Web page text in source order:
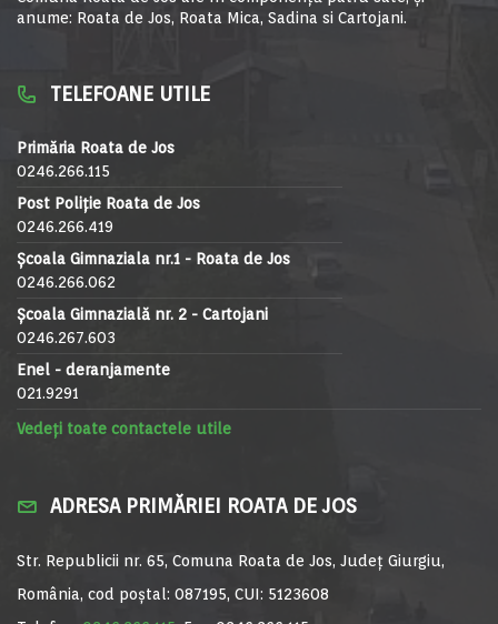
anume: Roata de Jos, Roata Mica, Sadina si Cartojani.
TELEFOANE UTILE
Primăria Roata de Jos
0246.266.115
Post Poliție Roata de Jos
0246.266.419
Școala Gimnaziala nr.1 - Roata de Jos
0246.266.062
Școala Gimnazială nr. 2 - Cartojani
0246.267.603
Enel - deranjamente
021.9291
Vedeți toate contactele utile
ADRESA PRIMĂRIEI ROATA DE JOS
Str. Republicii nr. 65, Comuna Roata de Jos, Județ Giurgiu,
România, cod poștal: 087195, CUI: 5123608